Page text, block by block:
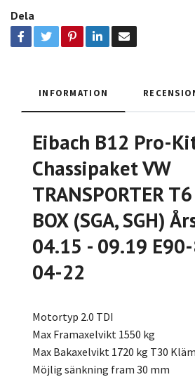
Dela
INFORMATION
Eibach B12 Pro-
Chassipaket VW
TRANSPORTER
BOX (SGA, SGH)
04.15 - 09.19
04-22
Motortyp 2.0 TDI
Max Framaxelvikt 1550 kg
Max Bakaxelvikt 1720 kg T30
Möjlig sänkning fram 30 mm